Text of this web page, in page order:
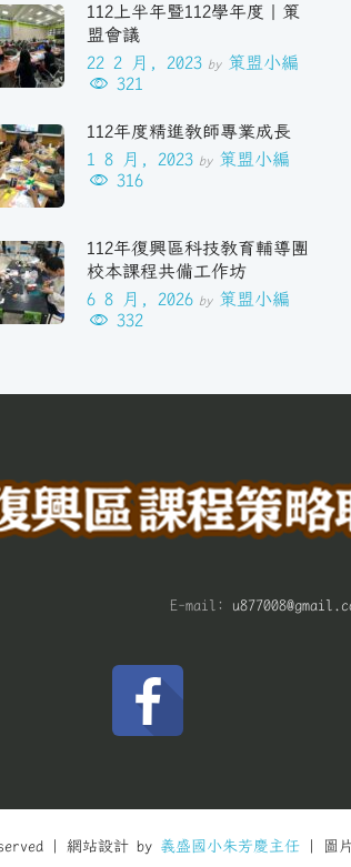
112上半年暨112學年度｜策
盟會議
22 2 月, 2023 by 策盟小編
321
112年度精進教師專業成長
1 8 月, 2023 by 策盟小編
316
112年復興區科技教育輔導團
校本課程共備工作坊
6 8 月, 2026 by 策盟小編
332
E-mail:
| 網站設計 by 義盛國小朱芳慶主任| 圖片